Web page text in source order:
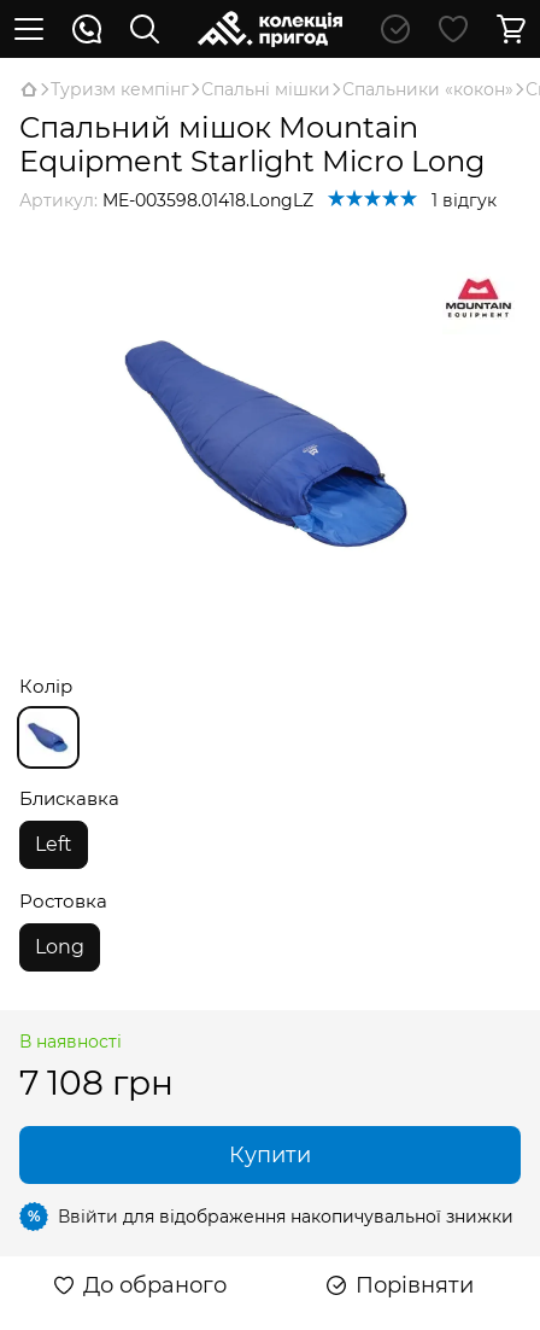
Туризм кемпінг Спальні мішки Спальники «кокон»
Спальний мішок Mountain
Equipment Starlight Micro Long
Артикул: ME-003598.01418.LongLZ 1 відгук
Колір
Блискавка
Left
Ростовка
Long
В наявності
7 108 грн
Купити
% Ввійти для відображення накопичувальної знижки
До обраного Порівняти